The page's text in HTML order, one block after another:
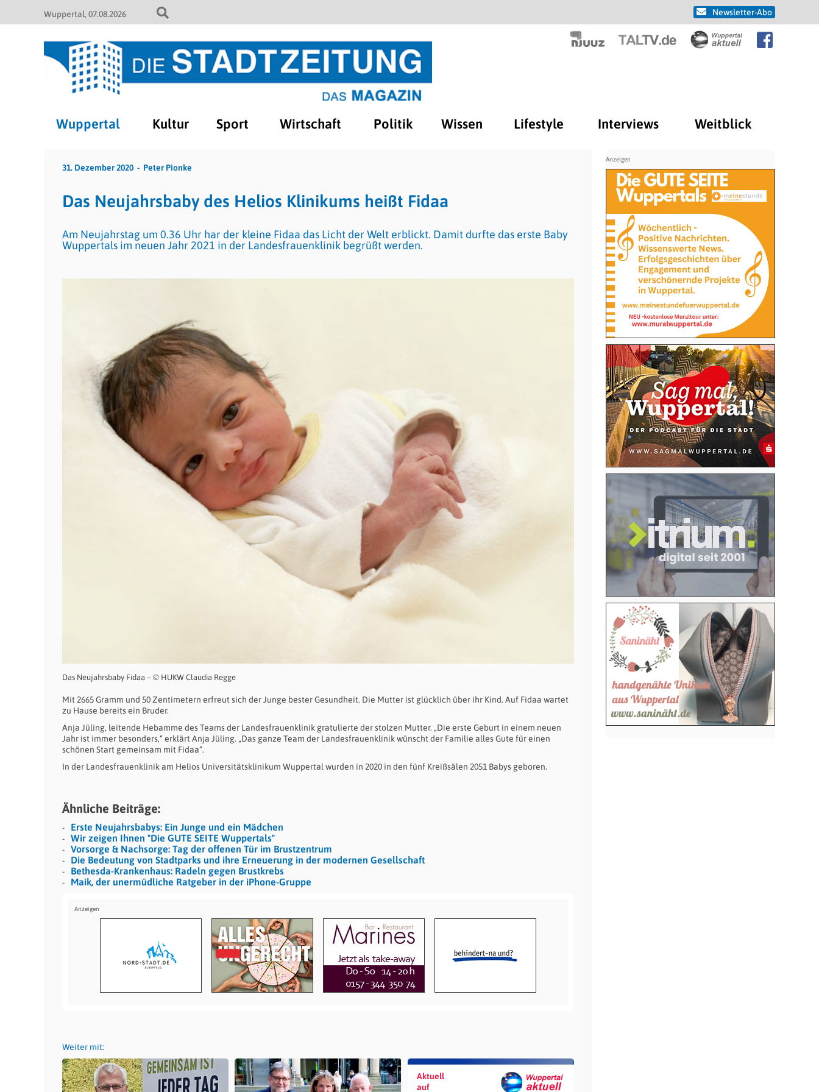
Wuppertal 07.08.2026 Newsletter-Abo
Wuppertal Kultur Sport Wirtschaft Politik Wissen Lifestyle Interviews Weitblick
31. Dezember 2020 Peter Pionke
Das Neujahrsbaby des Helios Klinikums heißt Fidaa
Am Neujahrstag um 0.36 Uhr har der kleine Fidaa das Licht der Welt erblickt. Damit durfte das erste Baby
Wuppertals im neuen Jahr 2021 in der Landesfrauenklinik begrüßt werden.
Das Neujahrsbaby Fidaa – © HUKW Claudia Regge
Mit 2665 Gramm und 50 Zentimetern erfreut sich der Junge bester Gesundheit. Die Mutter ist glücklich über ihr Kind. Auf Fidaa wartet
zu Hause bereits ein Bruder.
Anja Jüling, leitende Hebamme des Teams der Landesfrauenklinik gratulierte der stolzen Mutter. „Die erste Geburt in einem neuen
Jahr ist immer besonders,“ erklärt Anja Jüling. „Das ganze Team der Landesfrauenklinik wünscht der Familie alles Gute für einen
schönen Start gemeinsam mit Fidaa“.
In der Landesfrauenklinik am Helios Universitätsklinikum Wuppertal wurden in 2020 in den fünf Kreißsälen 2051 Babys geboren.
Ähnliche Beiträge:
Erste Neujahrsbabys: Ein Junge und ein Mädchen
Wir zeigen Ihnen "Die GUTE SEITE Wuppertals"
Vorsorge & Nachsorge: Tag der offenen Tür im Brustzentrum
Die Bedeutung von Stadtparks und ihre Erneuerung in der modernen Gesellschaft
Bethesda-Krankenhaus: Radeln gegen Brustkrebs
Maik, der unermüdliche Ratgeber in der iPhone-Gruppe
Weiter mit:
Aktuell
auf